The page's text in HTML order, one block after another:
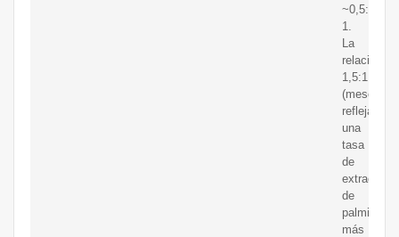
~0,5:
1.
La
relación
1,5:1
refleja
una
tasa
de
extracción
de
palmiste
más